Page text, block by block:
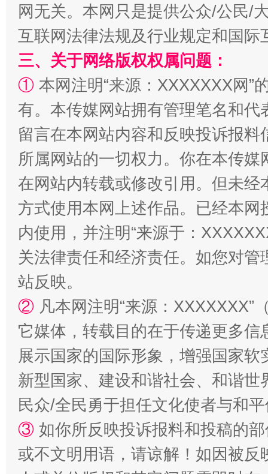
解纷+调解+退费，一次搞定
站台名比不上好声名
漫山遍野的桃花与雪山、麦地、白藏房 除
网无关。本网只是提供公众/公民/
互联网法律法规及行业规定和国
三、关于网络版权权属问题：
① 本网注明“来源：XXXXXXX网”
有。本传媒网站拥有管理笔名和
留言在本网站内容和反映投诉报
所属网站的一切权力。你在本传
在网站内转载或修改引用。但未
方式使用本网上述作品。已经本
内使用，并注明“来源于：
关法律责任和经济责任。如您对
站反映。
② 凡本网注明“来源：
它媒体，转载目的在于传递更多
展示国家的国际形象，增强国家
新型国家、建设和谐社会、和谐
民众/全民勇于担任文化使者与和
③ 如你所反映投诉报料和投稿的
或不文明用语，请谅解！如因被